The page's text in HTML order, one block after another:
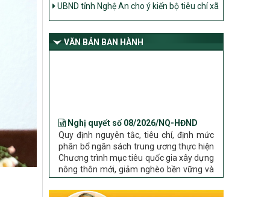
Nông thôn mới
Ban Thường vụ Tỉnh ủy Nghệ An ban hành
mục tiêu quốc gia xây dựng nông thôn mới,
giảm nghèo bền vững và phát triển kinh tế –
mục tiêu quốc gia trên địa bàn
VĂN BẢN BAN HÀNH
phân bổ ngân sách trung ương thực hiện
Chương trình mục tiêu quốc gia xây dựng
nông thôn mới, giảm nghèo bền vững và
phát triển kinh tế – xã hội vùng đồng bào
dân tộc thiểu số và miền núi giai đoạn
2026 – 2030 trên địa bàn tỉnh Nghệ An